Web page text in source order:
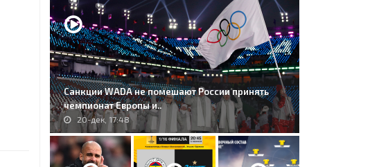
Санкции WADA не помешают России принять
чемпионат Европы и..
20-дек, 17:48